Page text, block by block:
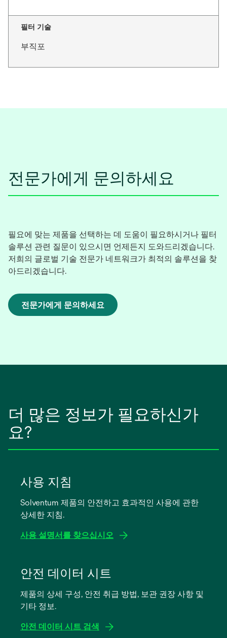
필터 기술
부직포
전문가에게 문의하세요
필요에 맞는 제품을 선택하는 데 도움이 필요하시거나 필터
솔루션 관련 질문이 있으시면 언제든지 도와드리겠습니다.
저희의 글로벌 기술 전문가 네트워크가 최적의 솔루션을 찾
아드리겠습니다.
전문가에게 문의하세요
새
더 많은 정보가 필요하신가
요?
사용 지침
Solventum 제품의 안전하고 효과적인 사용에 관한
상세한 지침.
사용 설명서를 찾으십시오
안전 데이터 시트
제품의 상세 구성, 안전 취급 방법, 보관 권장 사항 및
기타 정보.
안전 데이터 시트 검색